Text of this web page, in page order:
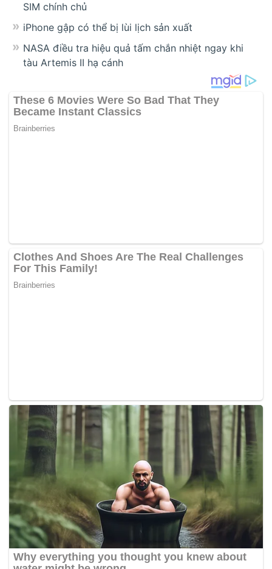
SIM chính chủ
iPhone gập có thể bị lùi lịch sản xuất
NASA điều tra hiệu quả tấm chắn nhiệt ngay khi
tàu Artemis II hạ cánh